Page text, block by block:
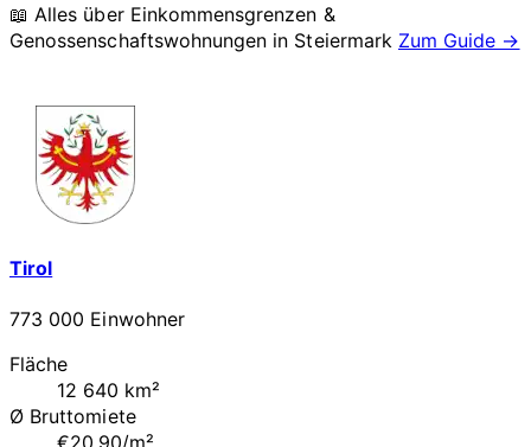
📖 Alles über Einkommensgrenzen &
Genossenschaftswohnungen in Steiermark Zum Guide →
Tirol
773 000 Einwohner
Fläche
12 640 km²
Ø Bruttomiete